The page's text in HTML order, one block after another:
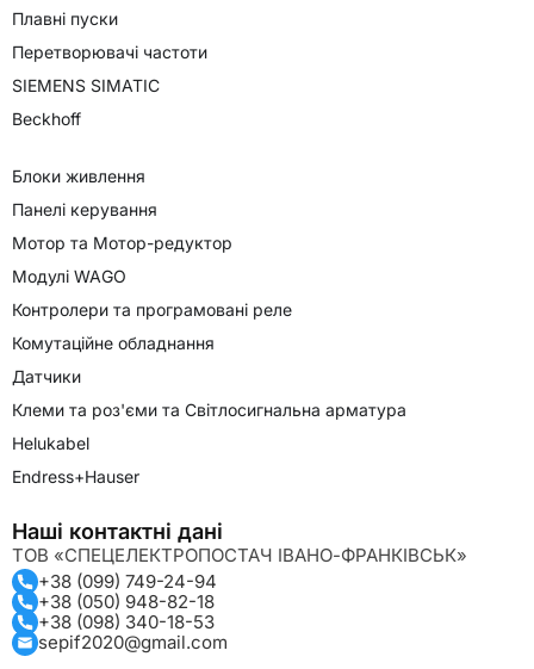
Плавні пуски
Перетворювачі частоти
SIEMENS SIMATIC
Beckhoff
Блоки живлення
Панелі керування
Мотор та Мотор-редуктор
Модулі WAGO
Контролери та програмовані реле
Комутаційне обладнання
Датчики
Клеми та роз'єми та Світлосигнальна арматура
Helukabel
Endress+Hauser
Наші контактні дані
ТОВ «СПЕЦЕЛЕКТРОПОСТАЧ ІВАНО-ФРАНКІВСЬК»
+38 (099) 749-24-94
+38 (050) 948-82-18
+38 (098) 340-18-53
sepif2020@gmail.com